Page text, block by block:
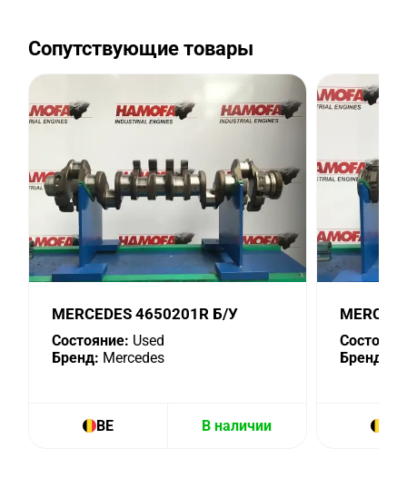
Сопутствующие товары
MERCEDES 4650201R Б/У
Состояние: Used
Бренд: Mercedes
BE В наличии
Бренд: